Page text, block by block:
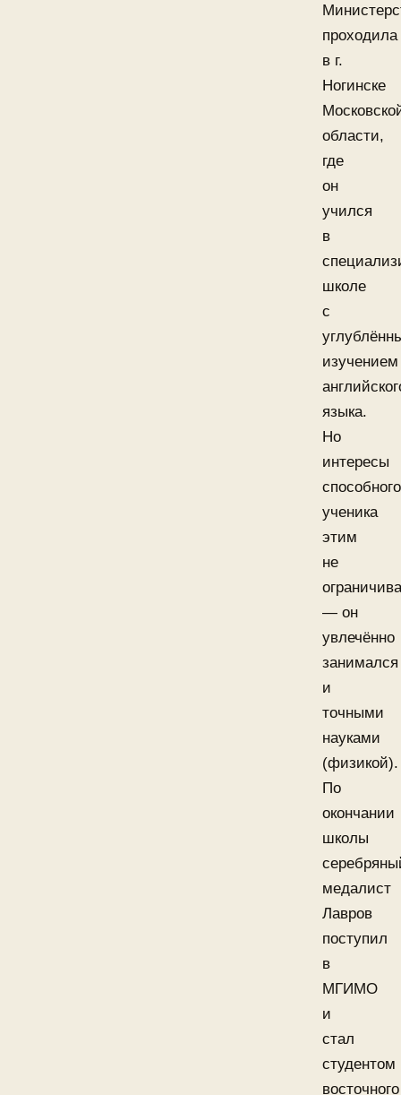
проходила
в г.
Ногинске
области,
где
он
учился
в
школе
с
изучением
языка.
Но
интересы
способного
ученика
этим
не
— он
увлечённо
занимался
и
точными
науками
(физикой).
По
окончании
школы
медалист
Лавров
поступил
в
МГИМО
и
стал
студентом
восточного